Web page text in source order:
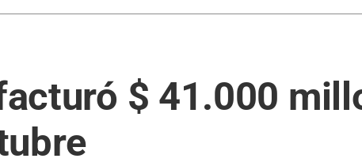
$ 41.000